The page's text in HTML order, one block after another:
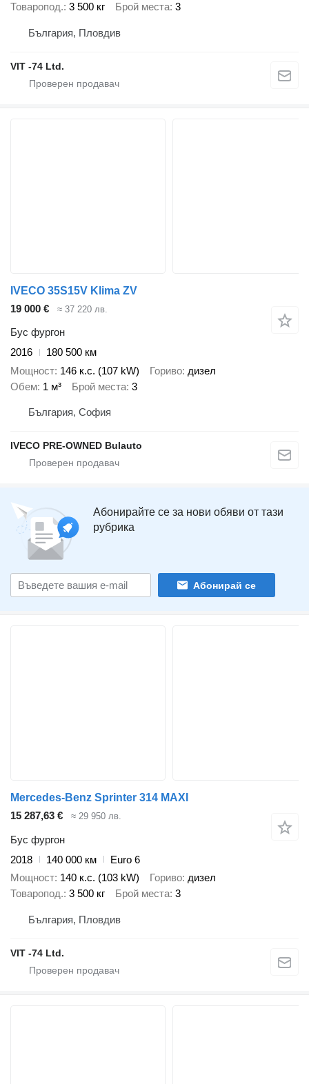
Товаропод. 3 500 кг Брой места 3
България, Пловдив
VIT -74 Ltd.
IVECO 35S15V Klima ZV
19 000 €
≈ 37 220 лв.
Бус фургон
2016
180 500 км
Мощност 146 к.с. (107 kW) Гориво дизел
Обем 1 м³ Брой места 3
България, София
IVECO PRE-OWNED Bulauto
Абонирайте се за нови обяви от тази
рубрика
Абонирай се
Mercedes-Benz Sprinter 314 MAXI
15 287,63 €
≈ 29 950 лв.
Бус фургон
2018
140 000 км
Euro 6
Мощност 140 к.с. (103 kW) Гориво дизел
Товаропод. 3 500 кг Брой места 3
България, Пловдив
VIT -74 Ltd.